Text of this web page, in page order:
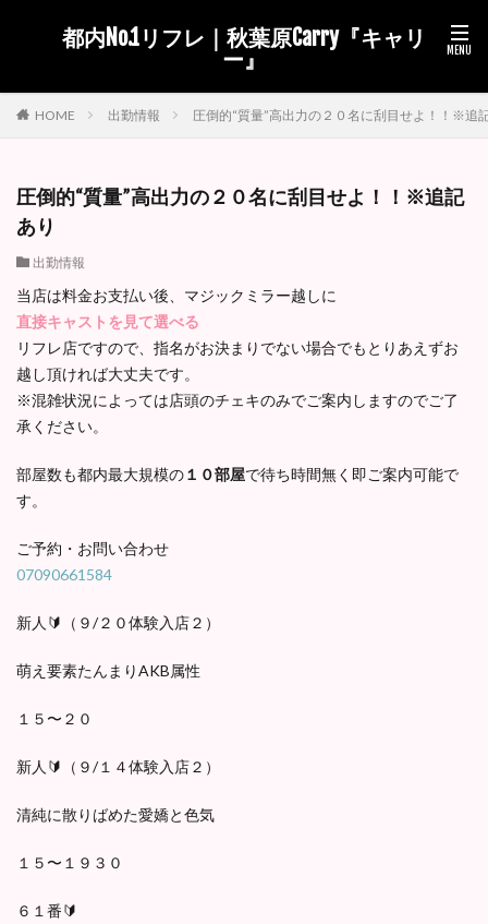
都内No.1リフレ｜秋葉原Carry『キャリ
ー』
HOME 出勤情報 圧倒的“質量”高出力の２０名に刮目せよ！！※追
圧倒的“質量”高出力の２０名に刮目せよ！！※追記
あり
出勤情報
当店は料金お支払い後、マジックミラー越しに
直接キャストを見て選べる
リフレ店ですので、指名がお決まりでない場合でもとりあえずお
越し頂ければ大丈夫です。
※混雑状況によっては店頭のチェキのみでご案内しますのでご了
承ください。
部屋数も都内最大規模の１０部屋で待ち時間無く即ご案内可能で
す。
ご予約・お問い合わせ
07090661584
新人🔰（９/２０体験入店２）
萌え要素たんまりAKB属性
１５〜２０
新人🔰（９/１４体験入店２）
清純に散りばめた愛嬌と色気
１５〜１９３０
６１番🔰